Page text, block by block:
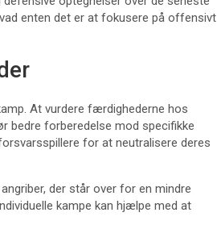
enten det er at fokusere på offensivt
At vurdere færdighederne hos
bedre forberedelse mod specifikke
for at neutralisere deres
der står over for en mindre
kampe kan hjælpe med at